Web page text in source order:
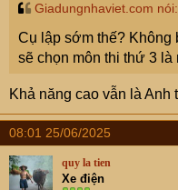
Giadungnhaviet.com nói:
Cụ lập sớm thế? Không
sẽ chọn môn thi thứ 3 là
Khả năng cao vẫn là Anh
08:01 25/06/2025
quy la tien
Xe điện